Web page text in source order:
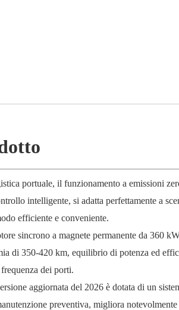
portuale, il funzionamento a emissioni
intelligente, si adatta perfettamente a
efficiente e conveniente.
sincrono a magnete permanente da 360
di 350-420 km, equilibrio di potenza ed
dei porti.
aggiornata del 2026 è dotata di un
preventiva, migliora